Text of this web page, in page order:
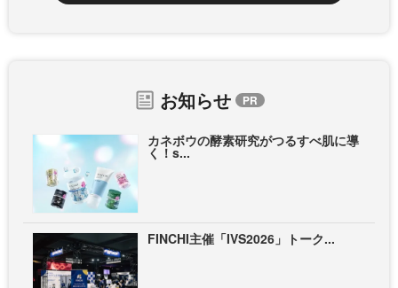
お知らせ
カネボウの酵素研究がつるすべ肌に導
く！s...
FINCHI主催「IVS2026」トーク...